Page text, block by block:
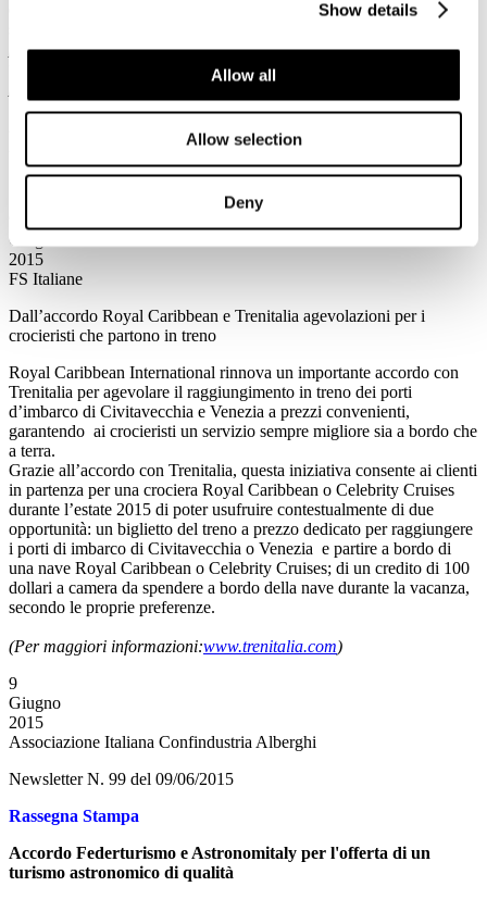
Show details
Allow all
Allow selection
Deny
e Alta Velocità di Trenitalia, ha commentato con
propri clienti servizi sempre più evoluti e innovativi in ogni fase del
viaggio, iniziando dalla sua pianificazione. La rinnovata
partnership con quasi 7mila agenzie di viaggio italiane, un numero
in costante crescita, ha proprio questo scopo: essere sempre vicini ai
rispondendo ad esigenze sempre più evolute
Giugno
2015
FS Italiane
Dall’accordo Royal Caribbean e Trenitalia agevolazioni per i
crocieristi che partono in treno
Royal Caribbean International rinnova un importante accordo con
Trenitalia per agevolare il raggiungimento in treno dei porti
d’imbarco di Civitavecchia e Venezia a prezzi convenienti,
garantendo ai crocieristi un servizio sempre migliore sia a bordo che
a terra.
Grazie all’accordo con Trenitalia, questa iniziativa consente ai clienti
in partenza per una crociera Royal Caribbean o Celebrity Cruises
durante l’estate 2015 di poter usufruire contestualmente di due
opportunità: un biglietto del treno a prezzo dedicato per raggiungere
i porti di imbarco di Civitavecchia o Venezia e partire a bordo di
una nave Royal Caribbean o Celebrity Cruises; di un credito di 100
dollari a camera da spendere a bordo della nave durante la vacanza,
secondo le proprie preferenze.
(Per maggiori informazioni:www.trenitalia.com)
9
Giugno
2015
Associazione Italiana Confindustria Alberghi
Newsletter N. 99 del 09/06/2015
Rassegna Stampa
Accordo Federturismo e Astronomitaly per l'offerta di un
turismo astronomico di qualità